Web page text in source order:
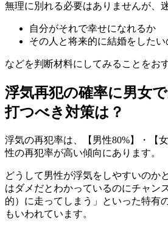
無理に別れる必要はありませんが、
自分がそれで幸せになれるか
その人と将来的に結婚をしたい
などを判断材料にしてみることをお
浮気再犯の確率に男女
打つべき対策は？
浮気の再犯率は、【男性80%】・【
性の再犯率が高い傾向にあります。
どうして男性が浮気をしやすいのか
はダメだとわかっているのにチャン
的）に走ってしまう」といった特有
もいわれています。